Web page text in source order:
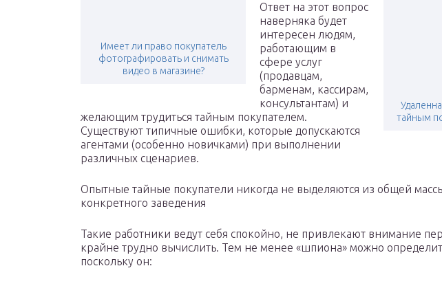
Имеет ли право покупатель
фотографировать и снимать
видео в магазине?
тайным
Ответ на этот вопрос
наверняка будет
интересен людям,
работающим в
сфере услуг
(продавцам,
барменам, кассирам,
консультантам) и
желающим трудиться тайным покупателем.
Существуют типичные ошибки, которые допускаются
агентами (особенно новичками) при выполнении
различных сценариев.
Опытные тайные покупатели никогда не выделяются из общей
конкретного заведения
Такие работники ведут себя спокойно, не привлекают внимание
крайне трудно вычислить. Тем не менее «шпиона» можно
поскольку он: